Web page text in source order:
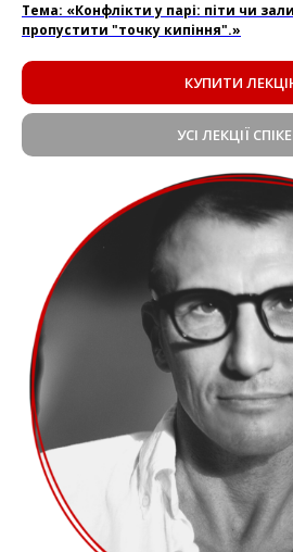
Тема: «Конфлікти у парі: піти чи
пропустити "точку кипіння".»
КУПИТИ
УСІ ЛЕКЦІЇ